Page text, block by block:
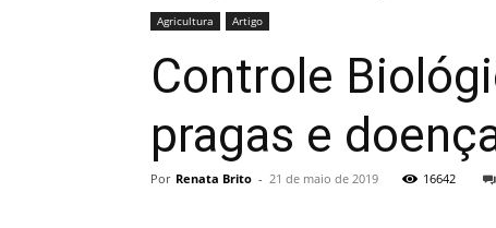
Agricultura Artigo
Controle
pragas e
Por Renata Brito - 21 de maio de 2019 16642